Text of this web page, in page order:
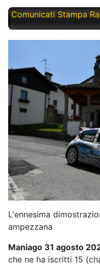
Comunicati Stampa
Venerdì, 01
L'ennesima
ampezzana
Maniago 31 agosto
che ne ha iscritti 15